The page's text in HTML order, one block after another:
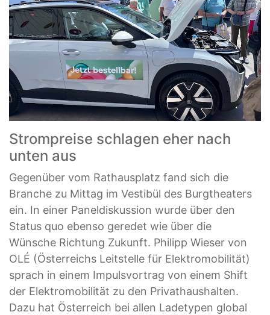
Strompreise schlagen eher nach
unten aus
Gegenüber vom Rathausplatz fand sich die
Branche zu Mittag im Vestibül des Burgtheaters
ein. In einer Paneldiskussion wurde über den
Status quo ebenso geredet wie über die
Wünsche Richtung Zukunft. Philipp Wieser von
OLÉ (Österreichs Leitstelle für Elektromobilität)
sprach in einem Impulsvortrag von einem Shift
der Elektromobilität zu den Privathaushalten.
Dazu hat Österreich bei allen Ladetypen global